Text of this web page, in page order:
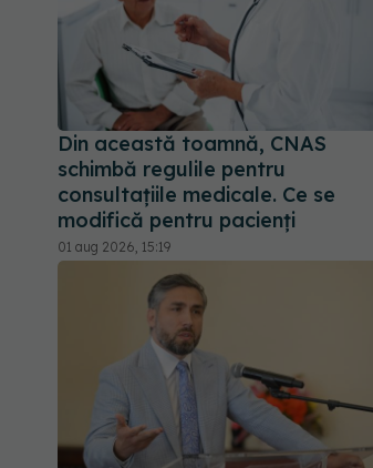
Din această toamnă, CNAS
schimbă regulile pentru
consultațiile medicale. Ce se
modifică pentru pacienți
01 aug 2026, 15:19